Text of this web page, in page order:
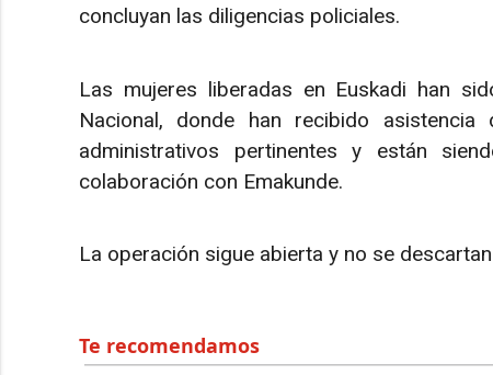
concluyan las diligencias policiales.
Las mujeres liberadas en Euskadi han
Nacional, donde han recibido
administrativos pertinentes y están
colaboración con Emakunde.
La operación sigue abierta y no se